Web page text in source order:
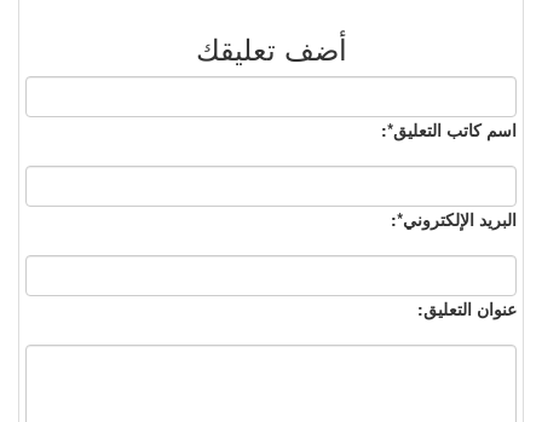
أضف تعليقك
اسم كاتب التعليق*:
البريد الإلكتروني*:
عنوان التعليق: